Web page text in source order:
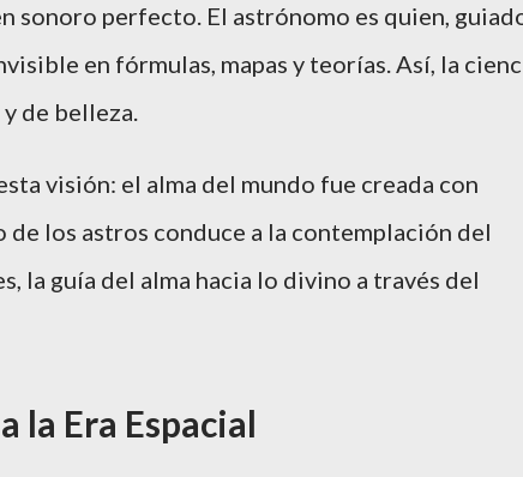
sonoro perfecto. El astrónomo es quien,
en fórmulas, mapas y teorías. Así, la
de belleza.
visión: el alma del mundo fue creada con
los astros conduce a la contemplación del
la guía del alma hacia lo divino a través del
la Era Espacial